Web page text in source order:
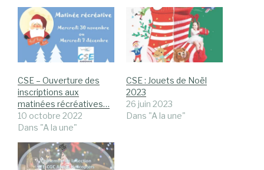
CSE – Ouverture des
inscriptions aux
matinées récréatives…
10 octobre 2022
Dans "A la une"
CSE : Jouets de Noël
2023
26 juin 2023
Dans "A la une"